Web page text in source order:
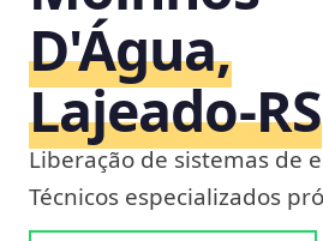
D'Água,
Lajeado‑RS
Liberação de sistemas de
Técnicos especializados